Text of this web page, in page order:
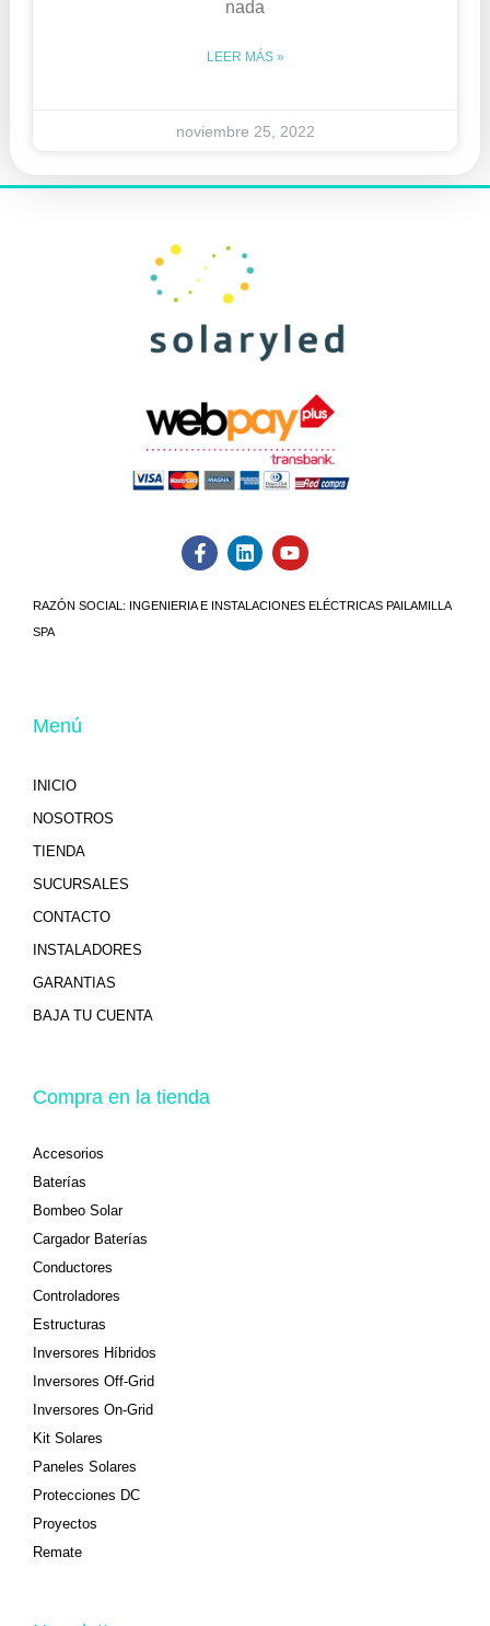
nada
LEER MÁS »
noviembre 25, 2022
RAZÓN SOCIAL:
INGENIERIA E INSTALACIONES ELÉCTRICAS PAILAMILLA
SPA
Menú
INICIO
NOSOTROS
TIENDA
SUCURSALES
CONTACTO
INSTALADORES
GARANTIAS
BAJA TU CUENTA
Compra en la tienda
Accesorios
Baterías
Bombeo Solar
Cargador Baterías
Conductores
Controladores
Estructuras
Inversores Híbridos
Inversores Off-Grid
Inversores On-Grid
Kit Solares
Paneles Solares
Protecciones DC
Proyectos
Remate